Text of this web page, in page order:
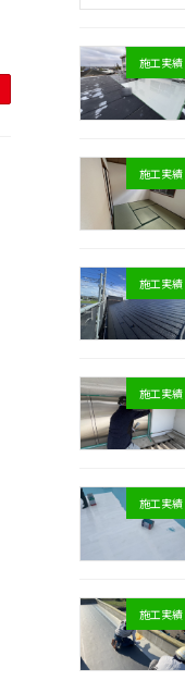
施工実績
施工実績
施工実績
施工実績
施工実績
施工実績